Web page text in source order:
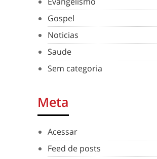
Gospel
Noticias
Saude
Sem categoria
Meta
Acessar
Feed de posts